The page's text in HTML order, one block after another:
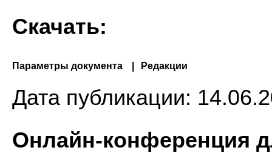
Скачать:
Параметры документа Редакции
Дата публикации:
Онлайн-конференция